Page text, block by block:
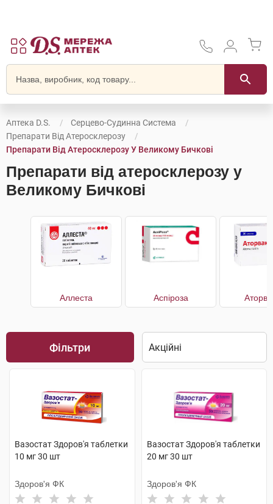
Аптека D.S.
Серцево-Судинна Система
Препарати Від Атеросклерозу
Препарати Від Атеросклерозу У Великому Бичкові
Препарати від атеросклерозу у
Великому Бичкові
Аллеста Аспіроза
Фільтри
Вазостат Здоров'я таблетки
10 мг 30 шт
Здоров'я ФК
Вазостат Здоров'я таблетки
20 мг 30 шт
Здоров'я ФК